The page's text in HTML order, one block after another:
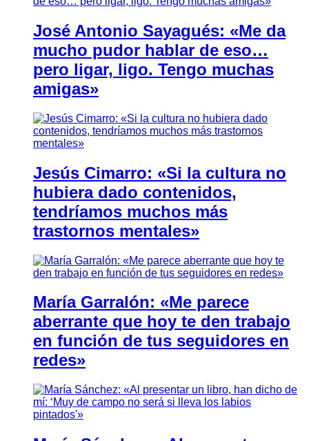
José Antonio Sayagués: «Me da
mucho pudor hablar de eso…
pero ligar, ligo. Tengo muchas
amigas»
Jesús Cimarro: «Si la cultura no
hubiera dado contenidos,
tendríamos muchos más
trastornos mentales»
María Garralón: «Me parece
aberrante que hoy te den trabajo
en función de tus seguidores en
redes»